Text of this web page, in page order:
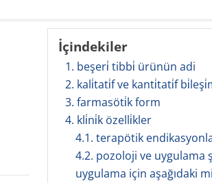
İçindekiler
1. beşeri̇ tibbi̇ ürünün adi
2. kali̇tati̇f ve kanti̇tati̇f
3. farmasöti̇k form
4. kli̇ni̇k özelli̇kler
4.1. terapötik
4.2. pozoloji ve
uygulama için aşağıdaki